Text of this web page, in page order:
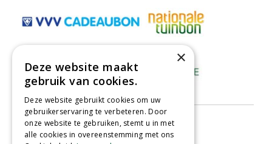
×
Deze website maakt
gebruik van cookies.
Deze website gebruikt cookies om uw
gebruikerservaring te verbeteren. Door
onze website te gebruiken, stemt u in met
alle cookies in overeenstemming met ons